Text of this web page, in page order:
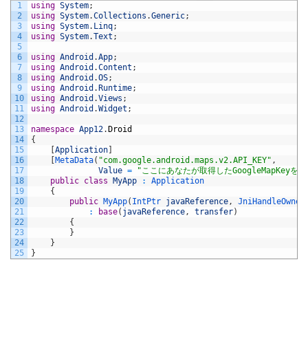
1
2
3
4
5
6
7
8
9
10
11
12
13
14
15
16
17
18
19
20
21
22
23
24
25
using System;
using System.Collections .Generic;
using System. Linq;
using System.Text ;
using Android .App;
using Android .Content ;
using Android .OS;
using Android . Runtime;
using Android .Views ;
using Android .Widget ;
namespace App12. Droid
{
Application
MetaData( "com.google.android.maps.v2.API_KEY" ,
Value =
"ここにあなたが取得したGoogleMapKeyを
public class MyApp :
Application
{
public MyApp( IntPtr javaReference,
:
base( javaReference, transfer)
{
}
}
}